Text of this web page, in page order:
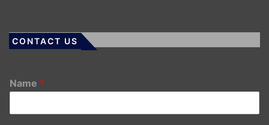
CONTACT US
Name *